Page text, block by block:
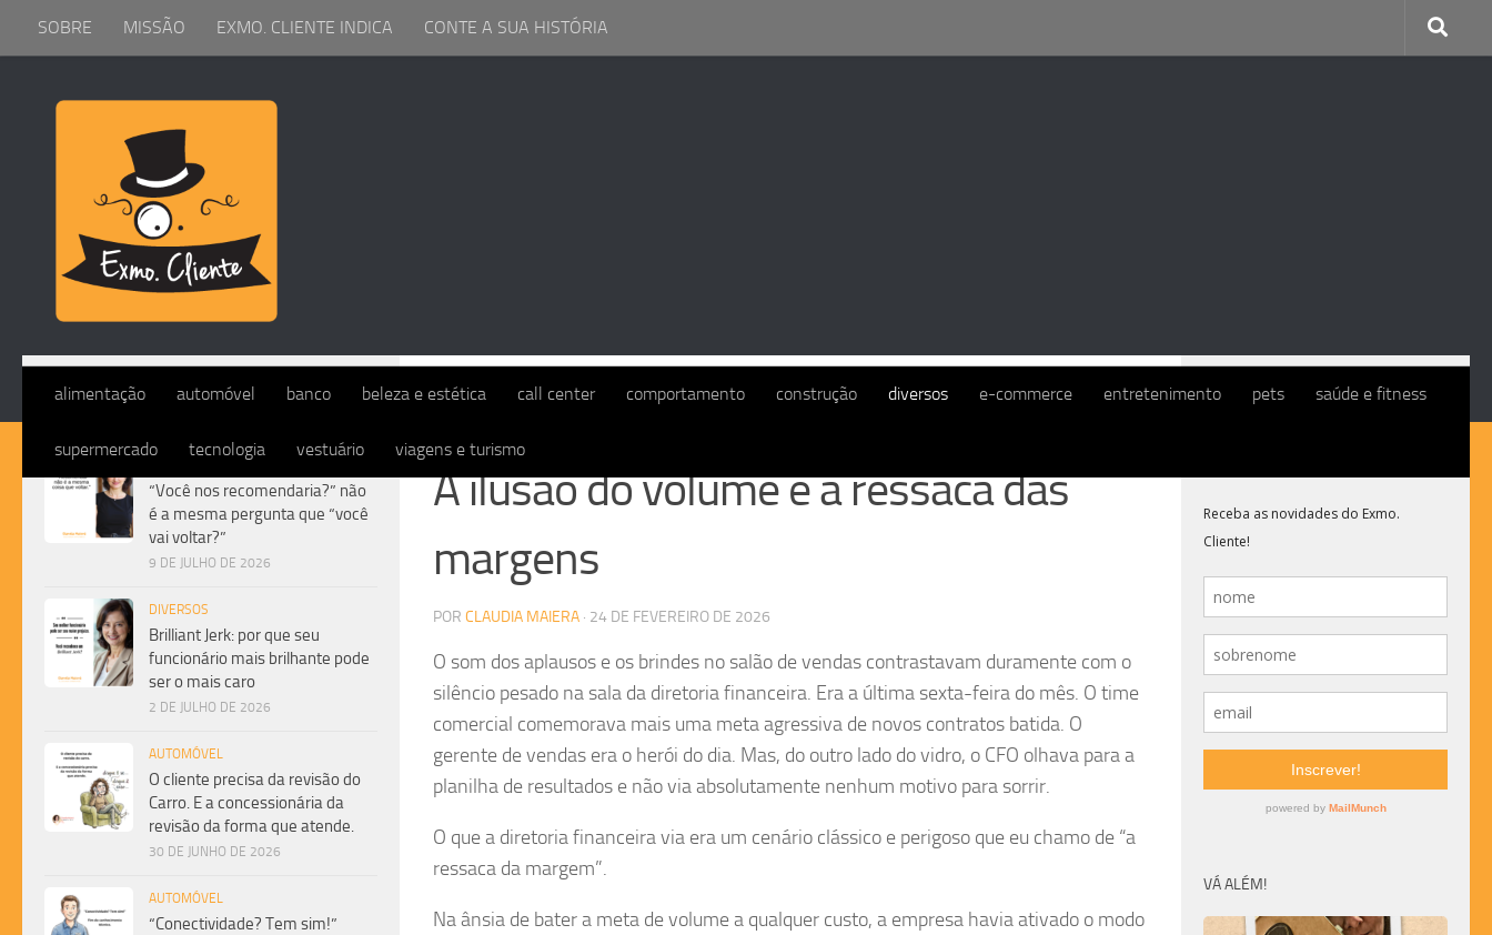
Skip to content
SOBRE MISSÃO EXMO. CLIENTE INDICA CONTE A SUA HISTÓRIA
alimentação automóvel banco beleza e estética call center comportamento construção diversos e-commerce entretenimento pets saúde e fitness
supermercado tecnologia vestuário viagens e turismo
DIVERSOS
A ilusão do volume e a ressaca das
margens
POR CLAUDIA MAIERA · 24 DE FEVEREIRO DE 2026
O som dos aplausos e os brindes no salão de vendas contrastavam duramente com o
silêncio pesado na sala da diretoria financeira. Era a última sexta-feira do mês. O time
comercial comemorava mais uma meta agressiva de novos contratos batida. O
gerente de vendas era o herói do dia. Mas, do outro lado do vidro, o CFO olhava para a
planilha de resultados e não via absolutamente nenhum motivo para sorrir.
O que a diretoria financeira via era um cenário clássico e perigoso que eu chamo de “a
ressaca da margem”.
Na ânsia de bater a meta de volume a qualquer custo, a empresa havia ativado o modo
“Você nos recomendaria?” não
é a mesma pergunta que “você
vai voltar?”
9 DE JULHO DE 2026
DIVERSOS
Brilliant Jerk: por que seu
funcionário mais brilhante pode
ser o mais caro
2 DE JULHO DE 2026
AUTOMÓVEL
O cliente precisa da revisão do
Carro. E a concessionária da
revisão da forma que atende.
30 DE JUNHO DE 2026
AUTOMÓVEL
“Conectividade? Tem sim!”
CONTINUE COM O EXMO. CLIENTE
VÁ ALÉM!